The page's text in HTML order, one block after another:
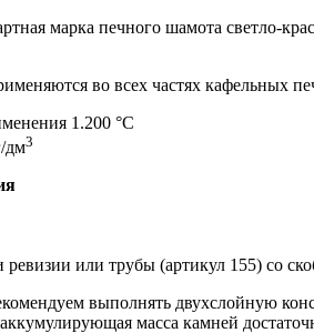
марка печного шамота светло-
во всех частях кафельных
1.200 °С
дм3
или трубы (артикул 155) со
выполнять двухслойную
масса камней